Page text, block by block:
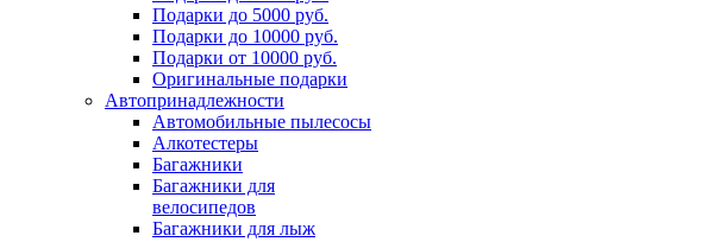
Подарки до 5000 руб.
Подарки до 10000 руб.
Подарки от 10000 руб.
Оригинальные подарки
Автопринадлежности
Автомобильные пылесосы
Алкотестеры
Багажники
Багажники для
велосипедов
Багажники для лыж